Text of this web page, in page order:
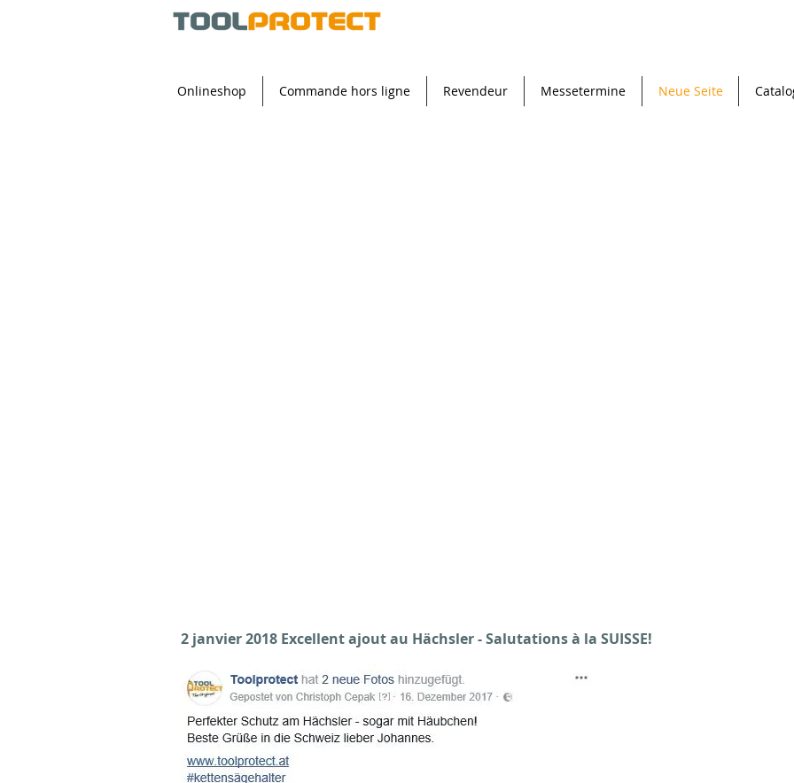
Onlineshop Commande hors ligne Revendeur Messetermine Neue Seite
2 janvier 2018 Excellent ajout au Hächsler - Salutations à la SUISSE!